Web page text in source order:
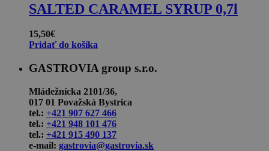
SALTED CARAMEL SYRUP 0,7l
15,50€
Pridať do košíka
GASTROVIA group s.r.o.
Mládežnícka 2101/36,
017 01 Považská Bystrica
tel.: +421 907 627 466
tel.: +421 948 101 476
tel.: +421 915 490 137
e-mail: gastrovia@gastrovia.sk